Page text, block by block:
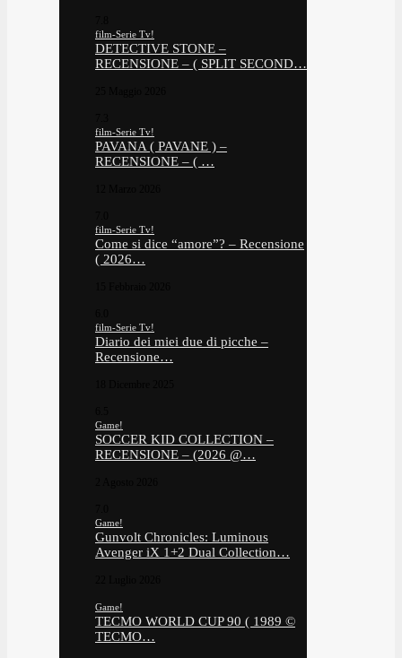
film-Serie Tv!
DETECTIVE STONE –
RECENSIONE – ( SPLIT SECOND…
film-Serie Tv!
PAVANA ( PAVANE ) –
RECENSIONE – ( …
film-Serie Tv!
Come si dice “amore”? – Recensione
( 2026…
film-Serie Tv!
Diario dei miei due di picche –
Recensione…
Game!
SOCCER KID COLLECTION –
RECENSIONE – (2026 @…
Game!
Gunvolt Chronicles: Luminous
Avenger iX 1+2 Dual Collection…
Game!
TECMO WORLD CUP 90 ( 1989 ©
TECMO…